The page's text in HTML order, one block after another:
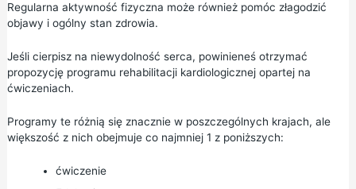
Regularna aktywność fizyczna może również pomóc złagodzić
objawy i ogólny stan zdrowia.
Jeśli cierpisz na niewydolność serca, powinieneś otrzymać
propozycję programu rehabilitacji kardiologicznej opartej na
ćwiczeniach.
Programy te różnią się znacznie w poszczególnych krajach, ale
większość z nich obejmuje co najmniej 1 z poniższych:
ćwiczenie